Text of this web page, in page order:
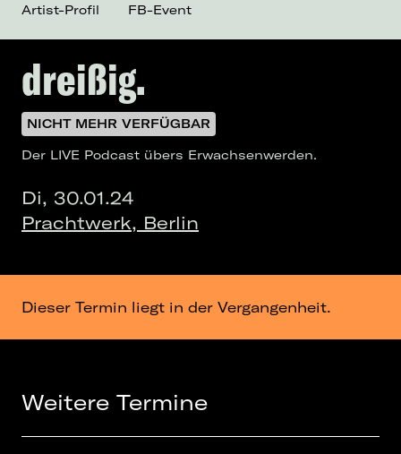
dreißig.
NICHT MEHR VERFÜGBAR
Der LIVE Podcast übers Erwachsenwerden.
Di, 30.01.24
Prachtwerk, Berlin
Artist-Profil FB-Event
Dieser Termin liegt in der Vergangenheit.
Weitere Termine